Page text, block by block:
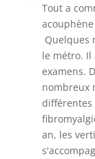
Tout a
Quelques
le métro.
examens.
nombreux
différentes
an, les